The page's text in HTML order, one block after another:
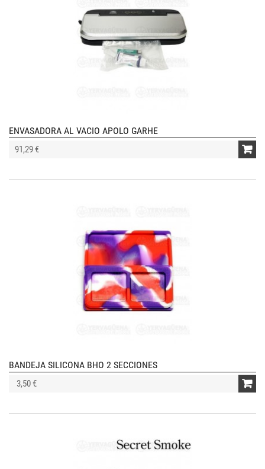
ENVASADORA AL VACIO APOLO GARHE
91,29 €
BANDEJA SILICONA BHO 2 SECCIONES
3,50 €